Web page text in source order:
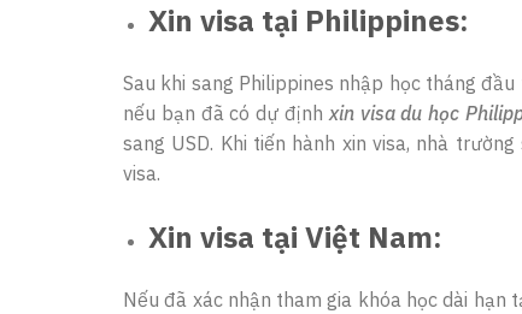
Xin visa tại Philippines:
Sau khi sang Philippines nhập học tháng
nếu bạn đã có dự định xin visa du học
sang USD. Khi tiến hành xin visa, nhà
visa.
Xin visa tại Việt Nam:
Nếu đã xác nhận tham gia khóa học dài hạn